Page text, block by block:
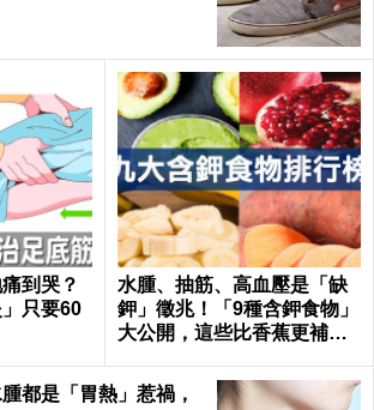
到哭？
只要60
水腫、抽筋、高血壓是「缺
鉀」徵兆！「9種含鉀食物」
大公開，這些比香蕉更補鉀
都是「胃熱」惹禍，